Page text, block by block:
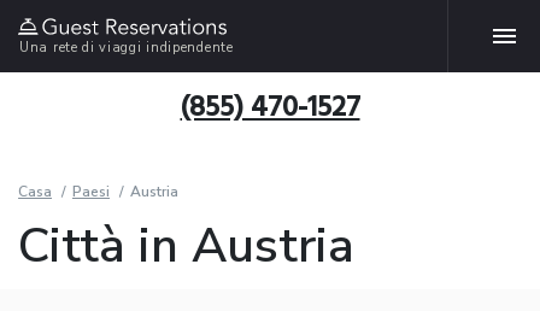
Una rete di viaggi indipendente
(855) 470-1527
Casa Paesi Austria
Città in Austria